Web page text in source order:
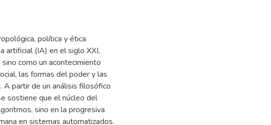
política y ética
artificial (IA) en el siglo XXI,
como un acontecimiento
las formas del poder y las
A partir de un análisis filosófico
sostiene que el núcleo del
sino en la progresiva
en sistemas automatizados.